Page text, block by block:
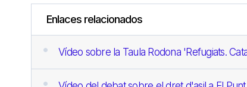
Enlaces relacionados
Vídeo sobre la Taula Rodona 'Refugiats.